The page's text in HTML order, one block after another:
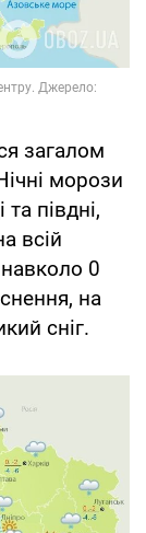
загалом
морози
півдні,
всій
навколо 0
на
сніг.